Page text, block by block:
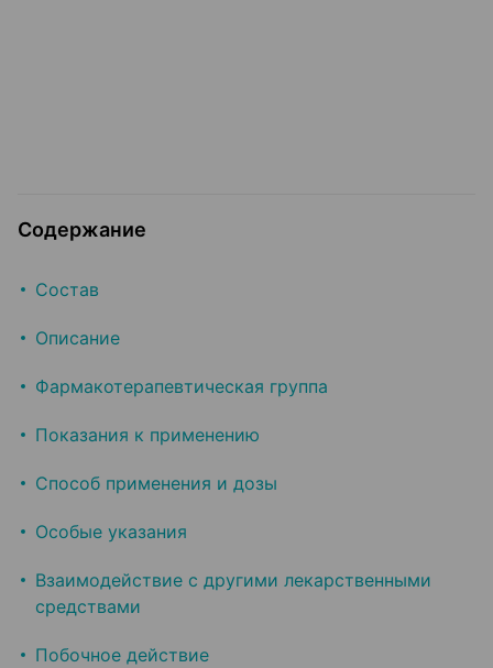
Содержание
Состав
Описание
Фармакотерапевтическая группа
Показания к применению
Способ применения и дозы
Особые указания
Взаимодействие с другими лекарственными
средствами
Побочное действие